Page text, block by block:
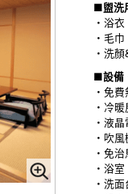
■盥洗
・浴
・毛
・洗
■設備
・免
・冷
・液晶
・吹風
・免治
・浴室
・洗面